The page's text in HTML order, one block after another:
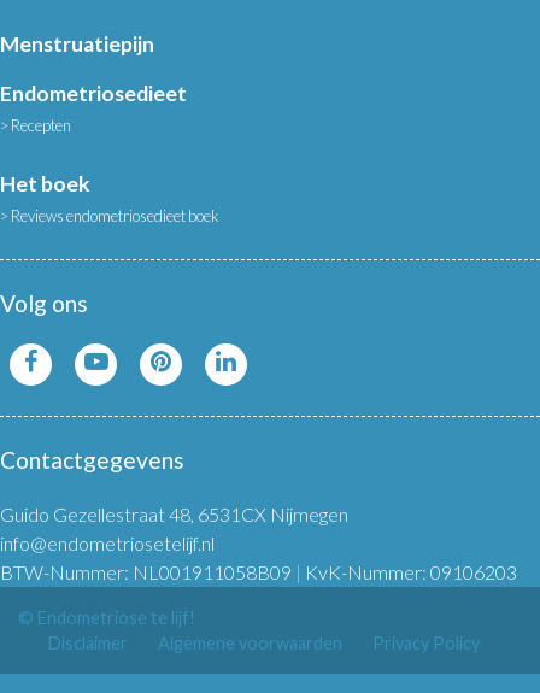
Menstruatiepijn
Endometriosedieet
Recepten
Het boek
Reviews endometriosedieet boek
Volg ons
Contactgegevens
Guido Gezellestraat 48, 6531CX Nijmegen
info@endometriosetelijf.nl
BTW-Nummer: NL001911058B09 | KvK-Nummer: 09106203
© Endometriose te lijf!
Disclaimer
Algemene voorwaarden Privacy Policy